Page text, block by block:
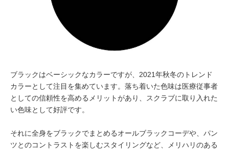
ブラックはベーシックなカラーですが、2021年秋冬のトレンド
カラーとして注目を集めています。落ち着いた色味は医療従事者
としての信頼性を高めるメリットがあり、スクラブに取り入れた
い色味として好評です。
それに全身をブラックでまとめるオールブラックコーデや、パン
ツとのコントラストを楽しむスタイリングなど、メリハリのある